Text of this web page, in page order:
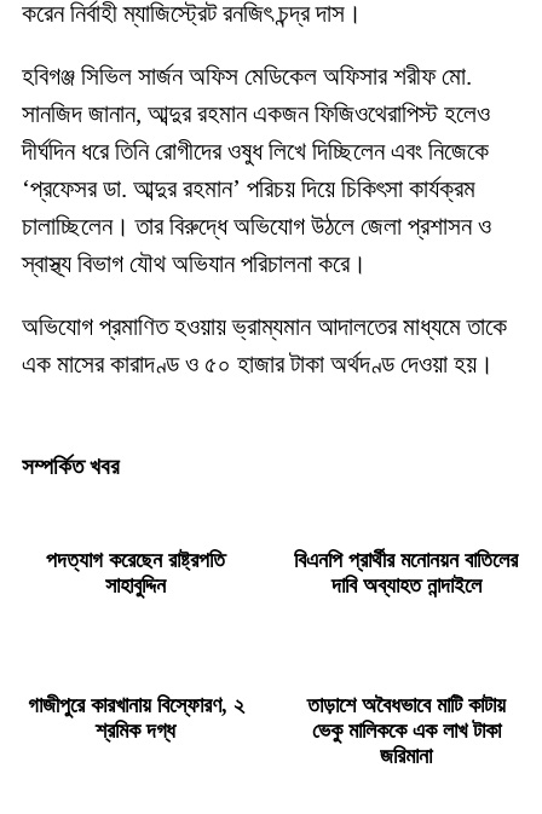
করেন নির্বাহী ম্যাজিস্ট্রেট রনজিৎ চন্দ্র দাস।
হবিগঞ্জ সিভিল সার্জন অফিস মেডিকেল অফিসার শরীফ মো.
সানজিদ জানান, আব্দুর রহমান একজন ফিজিওথেরাপিস্ট হলেও
দীর্ঘদিন ধরে তিনি রোগীদের ওষুধ লিখে দিচ্ছিলেন এবং নিজেকে
‘প্রফেসর ডা. আব্দুর রহমান’ পরিচয় দিয়ে চিকিৎসা কার্যক্রম
চালাচ্ছিলেন। তার বিরুদ্ধে অভিযোগ উঠলে জেলা প্রশাসন ও
স্বাস্থ্য বিভাগ যৌথ অভিযান পরিচালনা করে।
অভিযোগ প্রমাণিত হওয়ায় ভ্রাম্যমান আদালতের মাধ্যমে তাকে
এক মাসের কারাদণ্ড ও ৫০ হাজার টাকা অর্থদণ্ড দেওয়া হয়।
সম্পর্কিত খবর
পদত্যাগ করেছেন রাষ্ট্রপতি
সাহাবুদ্দিন
বিএনপি প্রার্থীর মনোনয়ন বাতিলের
দাবি অব্যাহত নান্দাইলে
গাজীপুরে কারখানায় বিস্ফোরণ, ২
শ্রমিক দগ্ধ
তাড়াশে অবৈধভাবে মাটি কাটায়
ভেকু মালিককে এক লাখ টাকা
জরিমানা